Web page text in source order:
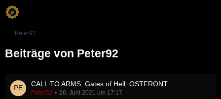
Peter92
Beiträge von Peter92
CALL TO ARMS: Gates of Hell: OSTFRONT
Peter92 26. Juni 2021 um 17:17